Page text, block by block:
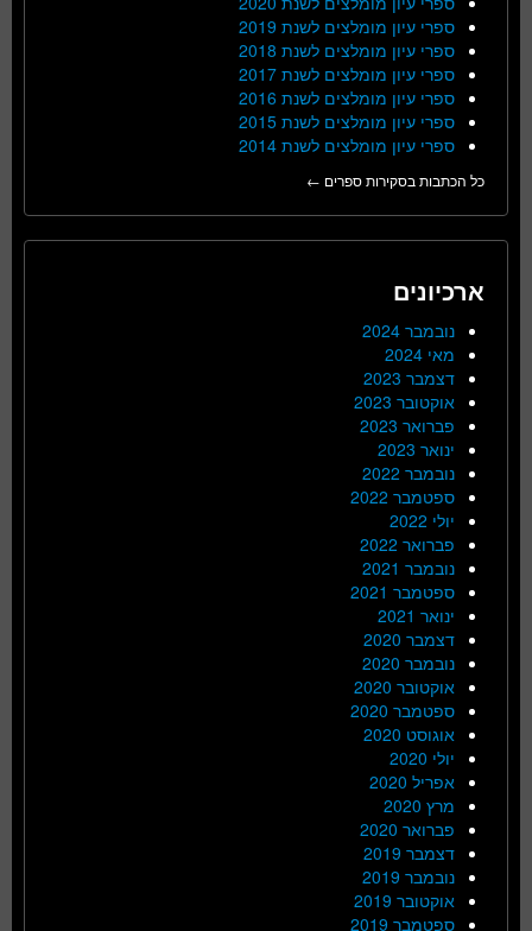
ספרי עיון מומלצים לשנת 2019
ספרי עיון מומלצים לשנת 2018
ספרי עיון מומלצים לשנת 2017
ספרי עיון מומלצים לשנת 2016
ספרי עיון מומלצים לשנת 2015
ספרי עיון מומלצים לשנת 2014
כל הכתבות בסקירות ספרים ←
ארכיונים
נובמבר 2024
מאי 2024
דצמבר 2023
אוקטובר 2023
פברואר 2023
ינואר 2023
נובמבר 2022
ספטמבר 2022
יולי 2022
פברואר 2022
נובמבר 2021
ספטמבר 2021
ינואר 2021
דצמבר 2020
נובמבר 2020
אוקטובר 2020
ספטמבר 2020
אוגוסט 2020
יולי 2020
אפריל 2020
מרץ 2020
פברואר 2020
דצמבר 2019
נובמבר 2019
אוקטובר 2019
ספטמבר 2019